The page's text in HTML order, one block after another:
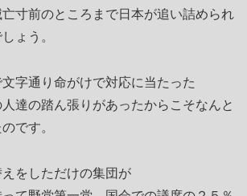
寸前のところまで日本が追い詰められ
ょう。
字通り命がけで対応に当たった
達の踏ん張りがあったからこそなんと
です。
をしただけの集団が